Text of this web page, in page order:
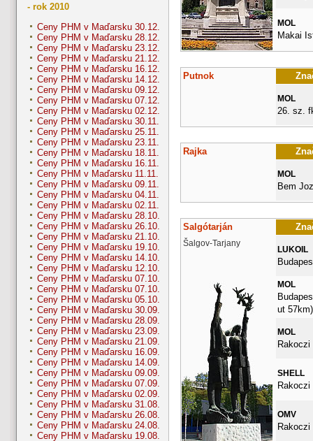
- rok 2010
Ceny PHM v Maďarsku 30.12.
Ceny PHM v Maďarsku 28.12.
Ceny PHM v Maďarsku 23.12.
Ceny PHM v Maďarsku 21.12.
Ceny PHM v Maďarsku 16.12.
Ceny PHM v Maďarsku 14.12.
Ceny PHM v Maďarsku 09.12.
Ceny PHM v Maďarsku 07.12.
Ceny PHM v Maďarsku 02.12.
Ceny PHM v Maďarsku 30.11.
Ceny PHM v Maďarsku 25.11.
Ceny PHM v Maďarsku 23.11.
Ceny PHM v Maďarsku 18.11.
Ceny PHM v Maďarsku 16.11.
Ceny PHM v Maďarsku 11.11.
Ceny PHM v Maďarsku 09.11.
Ceny PHM v Maďarsku 04.11.
Ceny PHM v Maďarsku 02.11.
Ceny PHM v Maďarsku 28.10.
Ceny PHM v Maďarsku 26.10.
Ceny PHM v Maďarsku 21.10.
Ceny PHM v Maďarsku 19.10.
Ceny PHM v Maďarsku 14.10.
Ceny PHM v Maďarsku 12.10.
Ceny PHM v Maďarsku 07.10.
Ceny PHM v Maďarsku 07.10.
Ceny PHM v Maďarsku 05.10.
Ceny PHM v Maďarsku 30.09.
Ceny PHM v Maďarsku 28.09.
Ceny PHM v Maďarsku 23.09.
Ceny PHM v Maďarsku 21.09.
Ceny PHM v Maďarsku 16.09.
Ceny PHM v Maďarsku 14.09.
Ceny PHM v Maďarsku 09.09.
Ceny PHM v Maďarsku 07.09.
Ceny PHM v Maďarsku 02.09.
Ceny PHM v Maďarsku 31.08.
Ceny PHM v Maďarsku 26.08.
Ceny PHM v Maďarsku 24.08.
Ceny PHM v Maďarsku 19.08.
MOL
Makai
Putnok
MOL
26. sz.
Rajka
MOL
Bem
Salgótarján
Šalgov-Tarjany
LUKOIL
MOL
ut 57km)
MOL
Rakoczi
SHELL
Rakoczi
OMV
Rakoczi